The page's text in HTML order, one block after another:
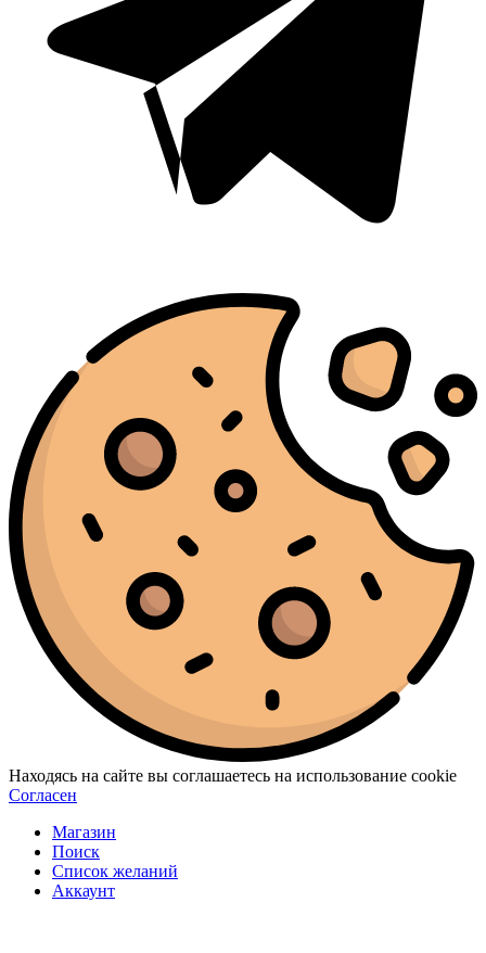
Находясь на сайте вы соглашаетесь на использование cookie
Согласен
Магазин
Поиск
Список желаний
Аккаунт